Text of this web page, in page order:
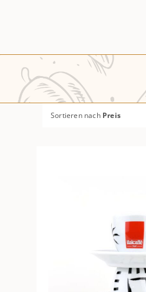
Sortieren nach Preis